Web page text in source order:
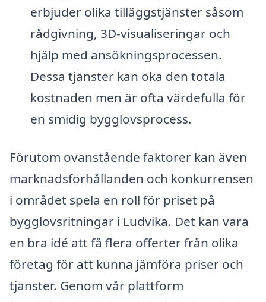
erbjuder olika tilläggstjänster såsom
rådgivning, 3D-visualiseringar och
hjälp med ansökningsprocessen.
Dessa tjänster kan öka den totala
kostnaden men är ofta värdefulla för
en smidig bygglovsprocess.
Förutom ovanstående faktorer kan även
marknadsförhållanden och konkurrensen
i området spela en roll för priset på
bygglovsritningar i Ludvika. Det kan vara
en bra idé att få flera offerter från olika
företag för att kunna jämföra priser och
tjänster. Genom vår plattform